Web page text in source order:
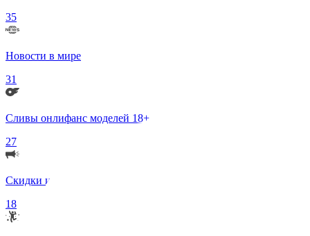
35
Новости в мире
31
Сливы онлифанс моделей 18+
27
Скидки и Акции
18